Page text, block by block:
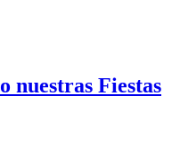
nuestras Fiestas